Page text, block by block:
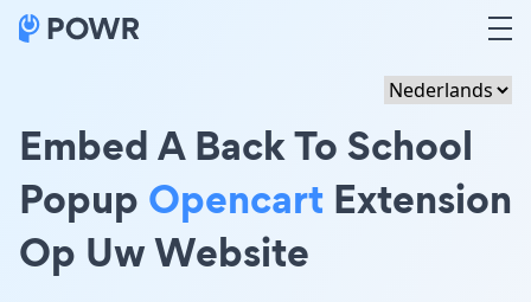
Embed A Back To School
Popup Opencart Extension
Op Uw Website